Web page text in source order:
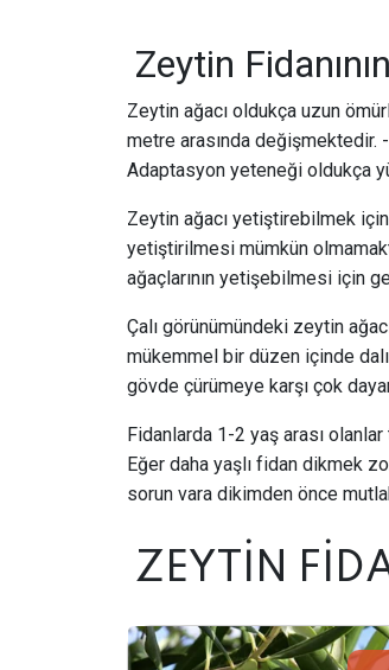
Zeytin
Zeytin ağacı oldukça uzun
metre arasında değişmektedir.
Adaptasyon yeteneği oldukça
Zeytin ağacı yetiştirebilmek
yetiştirilmesi mümkün
ağaçlarının yetişebilmesi için
Çalı görünümündeki zeytin
mükemmel bir düzen içinde
gövde çürümeye karşı çok
Fidanlarda 1-2 yaş arası
Eğer daha yaşlı fidan dikmek
sorun vara dikimden önce
ZEYTİN